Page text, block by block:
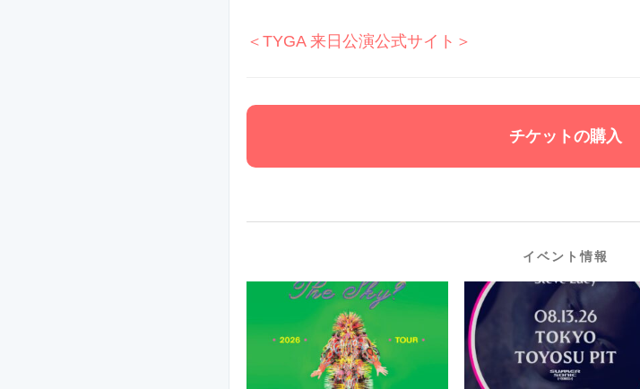
＜TYGA 来日公演公式サイト＞
チケットの購入
イベント情報